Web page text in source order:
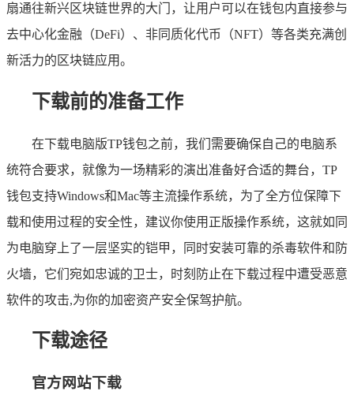
扇通往新兴区块链世界的大门，让用户可以在钱包内直接参与
去中心化金融（DeFi）、非同质化代币（NFT）等各类充满创
新活力的区块链应用。
下载前的准备工作
在下载电脑版TP钱包之前，我们需要确保自己的电脑系
统符合要求，就像为一场精彩的演出准备好合适的舞台，TP
钱包支持Windows和Mac等主流操作系统，为了全方位保障下
载和使用过程的安全性，建议你使用正版操作系统，这就如同
为电脑穿上了一层坚实的铠甲，同时安装可靠的杀毒软件和防
火墙，它们宛如忠诚的卫士，时刻防止在下载过程中遭受恶意
软件的攻击,为你的加密资产安全保驾护航。
下载途径
官方网站下载